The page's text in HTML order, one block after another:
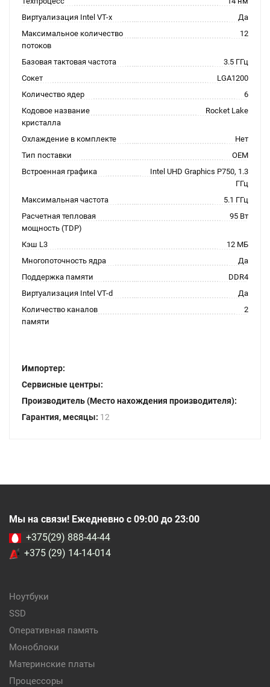
Виртуализация Intel VT-x
Да
Максимальное количество
потоков
12
Базовая тактовая частота
3.5 ГГц
Сокет
LGA1200
Количество ядер
6
Кодовое название
кристалла
Rocket Lake
Охлаждение в комплекте
Нет
Тип поставки
OEM
Встроенная графика
Intel UHD Graphics P750, 1.3
ГГц
Максимальная частота
5.1 ГГц
Расчетная тепловая
мощность (TDP)
95 Вт
Кэш L3
12 МБ
Многопоточность ядра
Да
Поддержка памяти
DDR4
Виртуализация Intel VT-d
Да
Количество каналов
памяти
2
Импортер:
Сервисные центры:
Производитель (Место нахождения производителя):
Гарантия, месяцы: 12
Мы на связи! Ежедневно с 09:00 до 23:00
+375(29) 888-44-44
+375 (29) 14-14-014
Ноутбуки
SSD
Оперативная память
Моноблоки
Материнские платы
Процессоры